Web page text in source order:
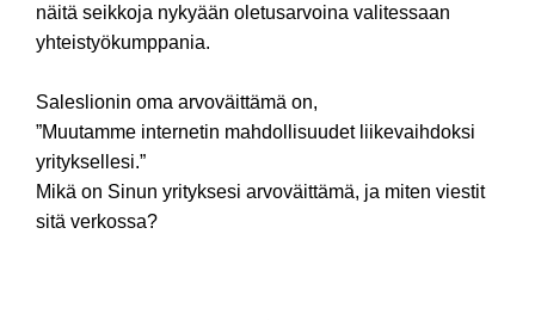
näitä seikkoja nykyään oletusarvoina valitessaan
yhteistyökumppania.
Saleslionin oma arvoväittämä on,
”Muutamme internetin mahdollisuudet liikevaihdoksi
yrityksellesi.”
Mikä on Sinun yrityksesi arvoväittämä, ja miten viestit
sitä verkossa?